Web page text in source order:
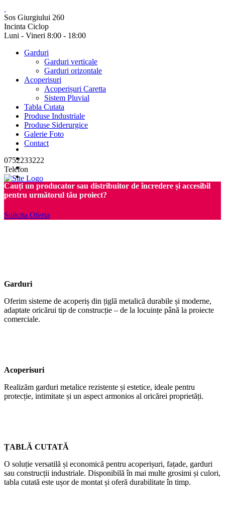
Sos Giurgiului 260
Incinta Ciclop
Luni - Vineri 8:00 - 18:00
Garduri
Garduri verticale
Garduri orizontale
Acoperisuri
Acoperișuri Caretta
Sistem Pluvial
Tabla Cutata
Produse Industriale
Produse Siderurgice
Galerie Foto
Contact
0752233222
Telefon
Cauți un producator sau distribuitor de încredere și accesibil
pentru următorul tău proiect?
Solicita Oferta
Garduri
Oferim sisteme de acoperiș din țiglă metalică durabile și moderne,
adaptate oricărui tip de construcție – de la locuințe până la proiecte
comerciale.
Acoperisuri
Realizăm garduri metalice rezistente și estetice, ideale pentru
protecție, intimitate și un aspect armonios al oricărei proprietăți.
ȚABLĂ CUTATĂ
O soluție versatilă și economică pentru acoperișuri, fațade, garduri
sau construcții industriale. Disponibilă în mai multe grosimi și culori,
tabla cutată este ușor de montat și oferă durabilitate în timp.